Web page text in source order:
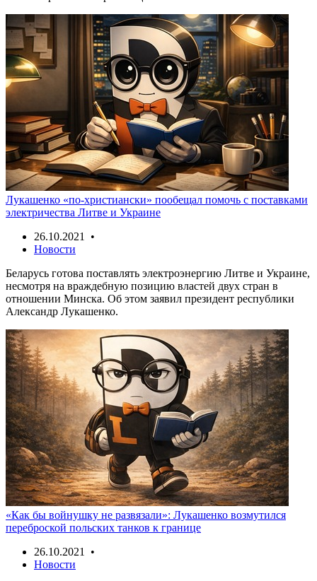
Лукашенко «по-христиански» пообещал помочь с поставками
электричества Литве и Украине
26.10.2021 •
Новости
Беларусь готова поставлять электроэнергию Литве и Украине,
несмотря на враждебную позицию властей двух стран в
отношении Минска. Об этом заявил президент республики
Александр Лукашенко.
«Как бы войнушку не развязали»: Лукашенко возмутился
переброской польских танков к границе
26.10.2021 •
Новости